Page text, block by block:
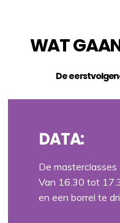
WAT
De
DATA:
De
Van 16.30 tot
en een borrel te